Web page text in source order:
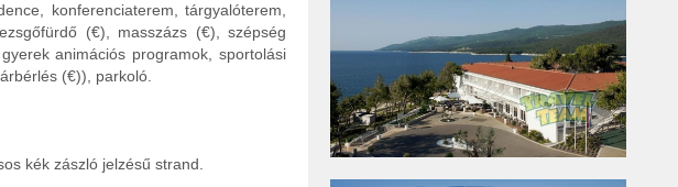
konferenciaterem, tárgyalóterem,
(€), masszázs (€), szépség
animációs programok, sportolási
(€)), parkoló.
kék zászló jelzésű strand.